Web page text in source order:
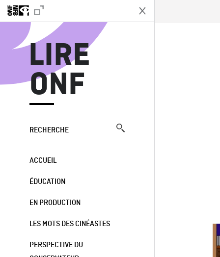
LIRE
ONF
RECHERCHE
ACCUEIL
ÉDUCATION
EN PRODUCTION
LES MOTS DES CINÉASTES
PERSPECTIVE DU